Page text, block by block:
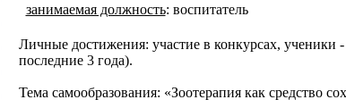
занимаемая должность: воспитатель
Личные достижения: участие в конкурсах, ученики
последние 3 года).
Тема самообразования: «Зоотерапия как средство